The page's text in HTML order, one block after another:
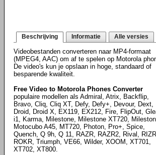
Beschrijving Informatie Alle versies
Videobestanden converteren naar MP4-formaat
(MPEG4, AAC) om af te spelen op Motorola
De video's kun je opslaan in hoge, standaard of
besparende kwaliteit.
Free Video to Motorola Phones Converter
populaire modellen als Admiral, Atrix, Backflip,
Bravo, Cliq, Cliq XT, Defy, Defy+, Devour, Dext,
Droid, Droid X, EX119, EX212, Fire, FlipOut,
i1, Karma, Milestone, Milestone XT720,
Motocubo A45, MT720, Photon, Pro+, Spice,
Quench, Q 9h, Q 11, RAZR, RAZR2, Rival,
ROKR, Triumph, VE66, Wilder, XOOM, XT701,
XT702, XT800.